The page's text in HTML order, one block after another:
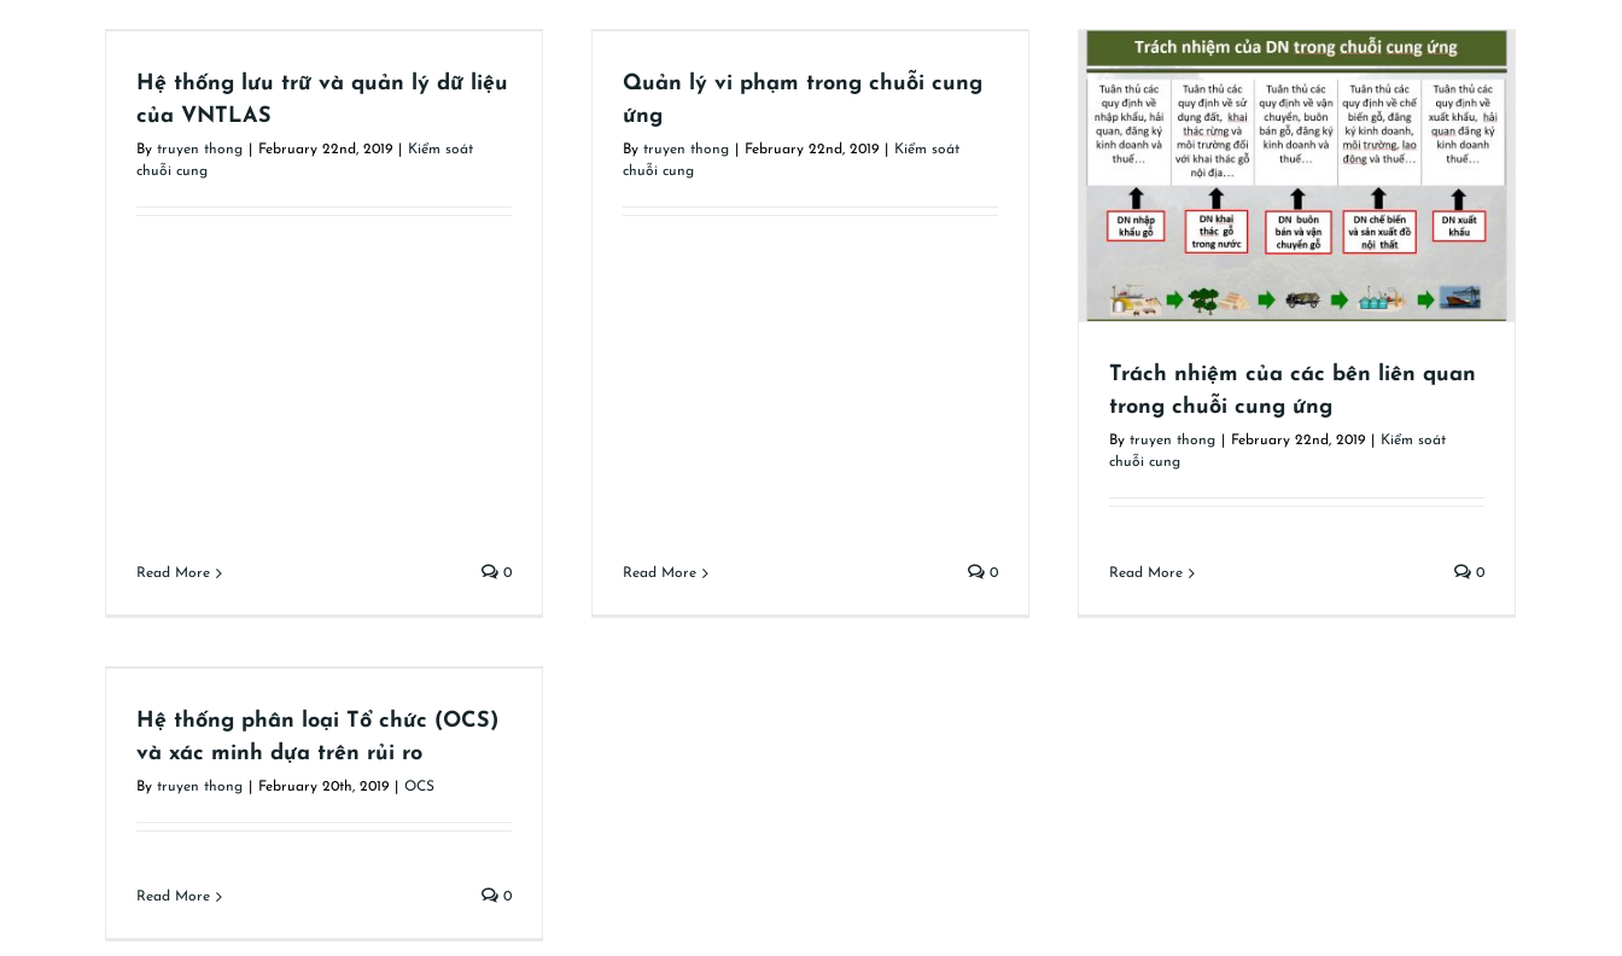
Hệ thống lưu trữ và quản lý dữ liệu
của VNTLAS
By truyen thong February 22nd, 2019
Kiểm soát
chuỗi cung
Read More 0
Kiểm soát chuỗi cung
Quản lý vi phạm trong chuỗi cung
ứng
By truyen thong February 22nd, 2019
Kiểm soát
chuỗi cung
Read More 0
Trách nhiệm của các bên liên quan trong
Trách nhiệm của các bên liên quan
trong chuỗi cung ứng
By truyen thong February 22nd, 2019
Kiểm soát
chuỗi cung
Read More 0
Hệ thống phân loại Tổ chức (OCS)
và xác minh dựa trên rủi ro
By truyen thong February 20th, 2019 OCS
Read More 0